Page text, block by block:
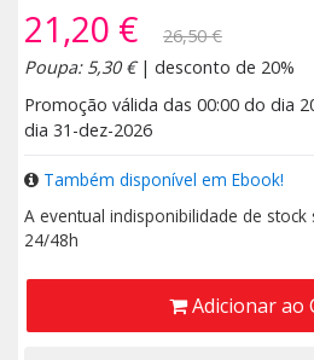
21,20 €
26,50 €
Poupa: 5,30 €| desconto de 20%
Promoção válida das 00:00 do dia
dia 31-dez-2026
Também disponível em Ebook!
A eventual indisponibilidade de
24/48h
Adicionar ao